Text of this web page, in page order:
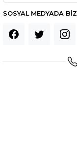
SOSYAL MEDYADA BİZ